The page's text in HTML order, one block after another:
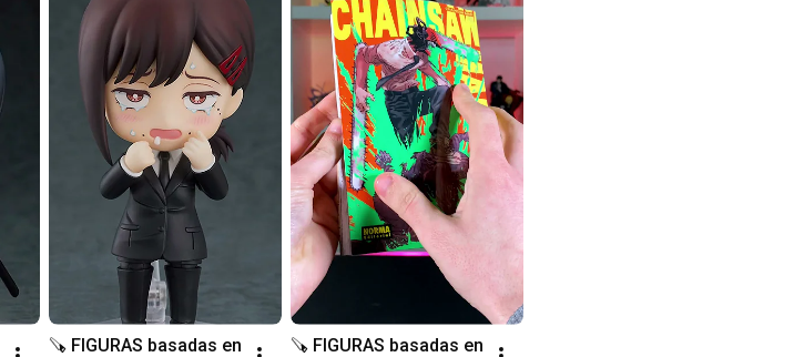
🪚 FIGURAS basadas en
🪚 FIGURAS basadas en